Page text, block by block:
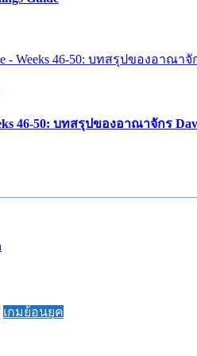
46-50: บทสรุปของอาณาจักร
เกมย้อนยุค